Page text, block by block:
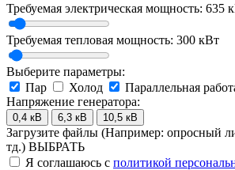
Требуемая электрическая мощность: 635
Требуемая тепловая мощность: 300 кВт
Выберите параметры:
Пар
Холод
Параллельная
Напряжение генератора:
0,4 кВ 6,3 кВ 10,5 кВ
Загрузите файлы (Например: опросный
тд.) ВЫБРАТЬ
Я соглашаюсь с политикой